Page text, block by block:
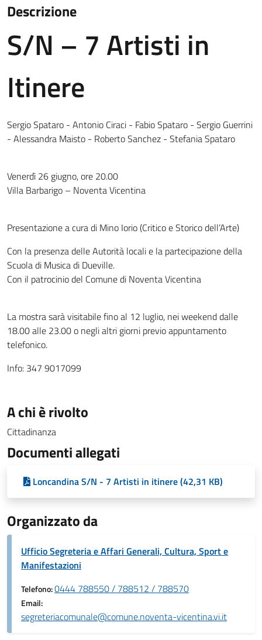
Descrizione
S/N – 7 Artisti in
Itinere
Sergio Spataro - Antonio Ciraci - Fabio Spataro - Sergio Guerrini
- Alessandra Maisto - Roberto Sanchez - Stefania Spataro
Venerdì 26 giugno, ore 20.00
Villa Barbarigo – Noventa Vicentina
Presentazione a cura di Mino Iorio (Critico e Storico dell’Arte)
Con la presenza delle Autorità locali e la partecipazione della
Scuola di Musica di Dueville.
Con il patrocinio del Comune di Noventa Vicentina
La mostra sarà visitabile fino al 12 luglio, nei weekend dalle
18.00 alle 23.00 o negli altri giorni previo appuntamento
telefonico.
Info: 347 9017099
A chi è rivolto
Cittadinanza
Documenti allegati
Loncandina S/N - 7 Artisti in itinere (42,31 KB)
Organizzato da
Ufficio Segreteria e Affari Generali, Cultura, Sport e
Manifestazioni
Telefono:0444 788550 / 788512 / 788570
Email:
segreteriacomunale@comune.noventa-vicentina.vi.it